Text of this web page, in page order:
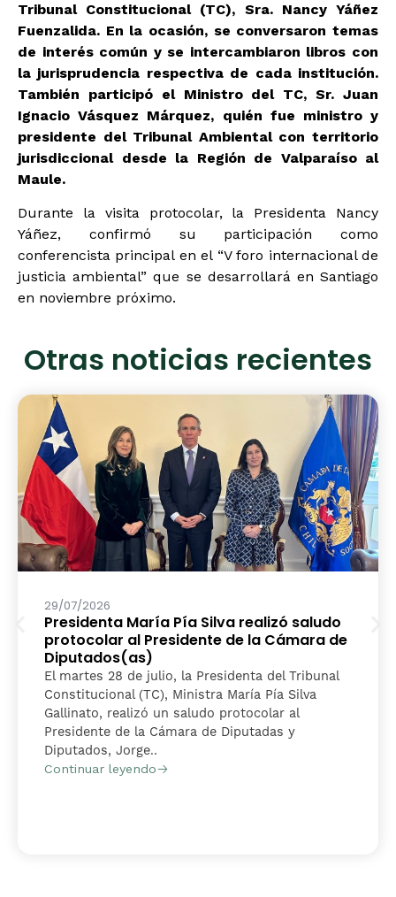
Tribunal Constitucional (TC), Sra. Nancy Yáñez
Fuenzalida. En la ocasión, se conversaron temas
de interés común y se intercambiaron libros con
la jurisprudencia respectiva de cada institución.
También participó el Ministro del TC, Sr. Juan
Ignacio Vásquez Márquez, quién fue ministro y
presidente del Tribunal Ambiental con territorio
jurisdiccional desde la Región de Valparaíso al
Maule.
Durante la visita protocolar, la Presidenta Nancy
Yáñez, confirmó su participación como
conferencista principal en el “V foro internacional de
justicia ambiental” que se desarrollará en Santiago
en noviembre próximo.
Otras noticias recientes
29/07/2026
Presidenta María Pía Silva realizó saludo
protocolar al Presidente de la Cámara de
Diputados(as)
El martes 28 de julio, la Presidenta del Tribunal
Constitucional (TC), Ministra María Pía Silva
Gallinato, realizó un saludo protocolar al
Presidente de la Cámara de Diputadas y
Diputados, Jorge..
Continuar leyendo